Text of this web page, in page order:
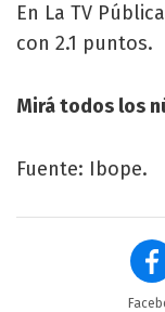
En La TV
con 2.1 puntos.
Mirá todos los
Fuente: Ibope.